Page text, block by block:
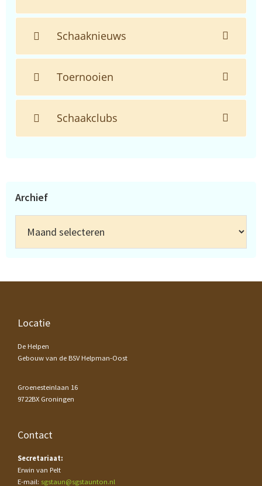
Schaaknieuws
Toernooien
Schaakclubs
Archief
Footer
Locatie
De Helpen
Gebouw van de BSV Helpman-Oost
Groenesteinlaan 16
9722BX Groningen
Contact
Secretariaat:
Erwin van Pelt
E-mail: sgstaun@sgstaunton.nl